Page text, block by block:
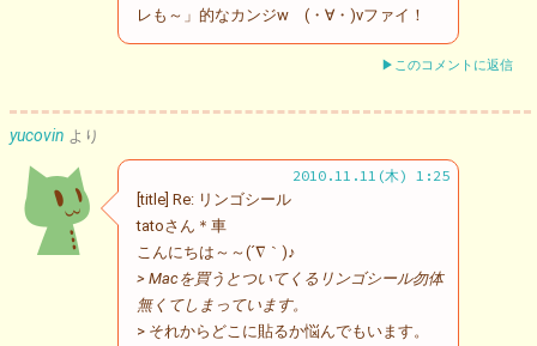
レも～」的なカンジw (・∀・)vファイ！
▶このコメントに返信
yucovin より
2010.11.11(木) 1:25
[title] Re: リンゴシール
tatoさん＊車
こんにちは～～(´∇｀)♪
> Macを買うとついてくるリンゴシール勿体
無くてしまっています。
> それからどこに貼るか悩んでもいます。